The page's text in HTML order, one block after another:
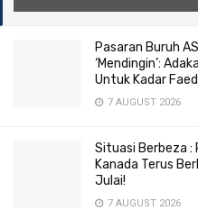
Pasaran Buruh
‘Mendingin’:
Untuk Kadar
7 AUGUST 2026
Situasi Berbeza :
Kanada Terus
Julai!
7 AUGUST 2026